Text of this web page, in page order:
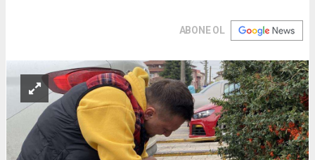
ABONE OL